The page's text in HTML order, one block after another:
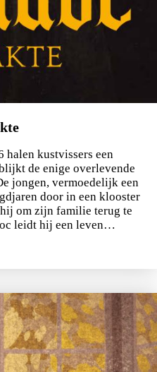
halen kustvissers een
de enige overlevende
jongen, vermoedelijk een
door in een klooster
om zijn familie terug te
leidt hij een leven…